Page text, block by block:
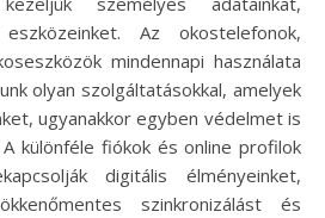
Az okostelefonok,
mindennapi használata
olyan szolgáltatásokkal, amelyek
ugyanakkor egyben védelmet is
A különféle fiókok és online profilok
digitális élményeinket,
szinkronizálást és